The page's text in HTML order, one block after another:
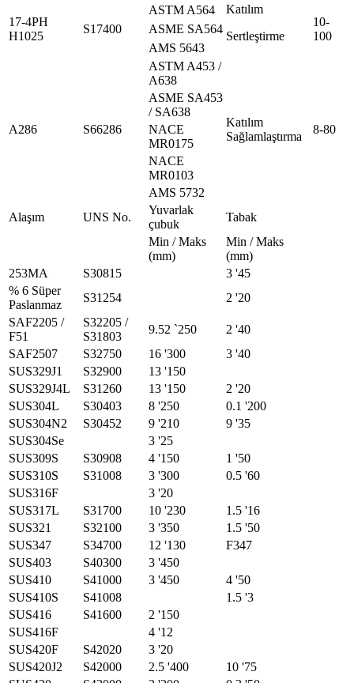
17-4PH
H1025
S17400
ASTM A564
Katılım
Sertleştirme
10-
100
ASME SA564
AMS 5643
A286 S66286
ASTM A453 /
A638
Katılım
Sağlamlaştırma
8-80
ASME SA453
/ SA638
NACE
MR0175
NACE
MR0103
AMS 5732
Alaşım
UNS No.
Yuvarlak
çubuk
Tabak
Min / Maks
(mm)
Min / Maks
(mm)
253MA
S30815
3 '45
% 6 Süper
Paslanmaz
S31254
2 '20
SAF2205 /
F51
S32205 /
S31803
9.52 `250
2 '40
SAF2507
S32750 16 '300
3 '40
SUS329J1
S32900
13 '150
SUS329J4L
S31260 13 '150
2 '20
SUS304L
S30403 8 '250
0.1 '200
SUS304N2
S30452 9 '210
9 '35
SUS304Se
3 '25
SUS309S
S30908 4 '150
1 '50
SUS310S
S31008 3 '300
0.5 '60
SUS316F
3 '20
SUS317L
S31700 10 '230
1.5 '16
SUS321
S32100 3 '350
1.5 '50
SUS347
S34700 12 '130
F347
SUS403
S40300
3 '450
SUS410
S41000 3 '450
4 '50
SUS410S
S41008
1.5 '3
SUS416
S41600
2 '150
SUS416F
4 '12
SUS420F
S42020
3 '20
SUS420J2
S42000 2.5 '400
10 '75